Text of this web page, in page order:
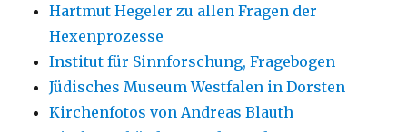
Hartmut Hegeler zu allen Fragen der
Hexenprozesse
Institut für Sinnforschung, Fragebogen
Jüdisches Museum Westfalen in Dorsten
Kirchenfotos von Andreas Blauth